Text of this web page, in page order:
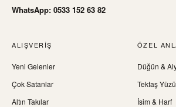
WhatsApp: 0533 152 63 82
ALIŞVERIŞ
Yeni Gelenler
Çok Satanlar
Altın Takılar
ÖZEL
Düğün &
Tektaş
İsim & Harf